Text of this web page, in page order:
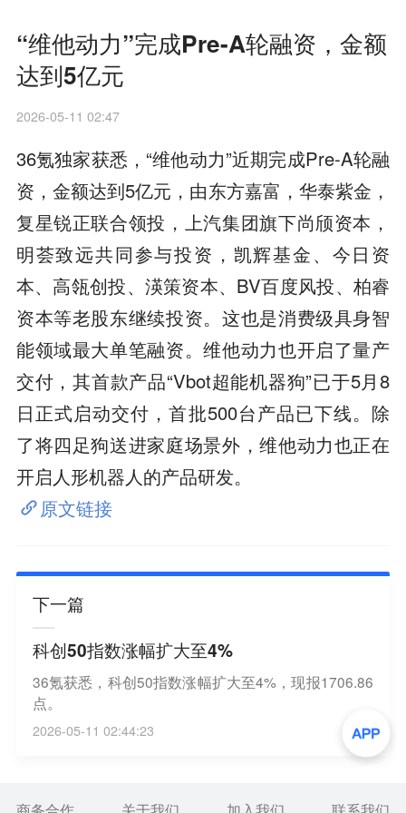
“维他动力”完成Pre-A轮融资，金额
达到5亿元
2026-05-11 02:47
36氪独家获悉，“维他动力”近期完成Pre-A轮融
资，金额达到5亿元，由东方嘉富，华泰紫金，
复星锐正联合领投，上汽集团旗下尚颀资本，
明荟致远共同参与投资，凯辉基金、今日资
本、高瓴创投、渶策资本、BV百度风投、柏睿
资本等老股东继续投资。这也是消费级具身智
能领域最大单笔融资。维他动力也开启了量产
交付，其首款产品“Vbot超能机器狗”已于5月8
日正式启动交付，首批500台产品已下线。除
了将四足狗送进家庭场景外，维他动力也正在
开启人形机器人的产品研发。
原文链接
下一篇
科创50指数涨幅扩大至4%
36氪获悉，科创50指数涨幅扩大至4%，现报1706.86
点。
2026-05-11 02:44:23